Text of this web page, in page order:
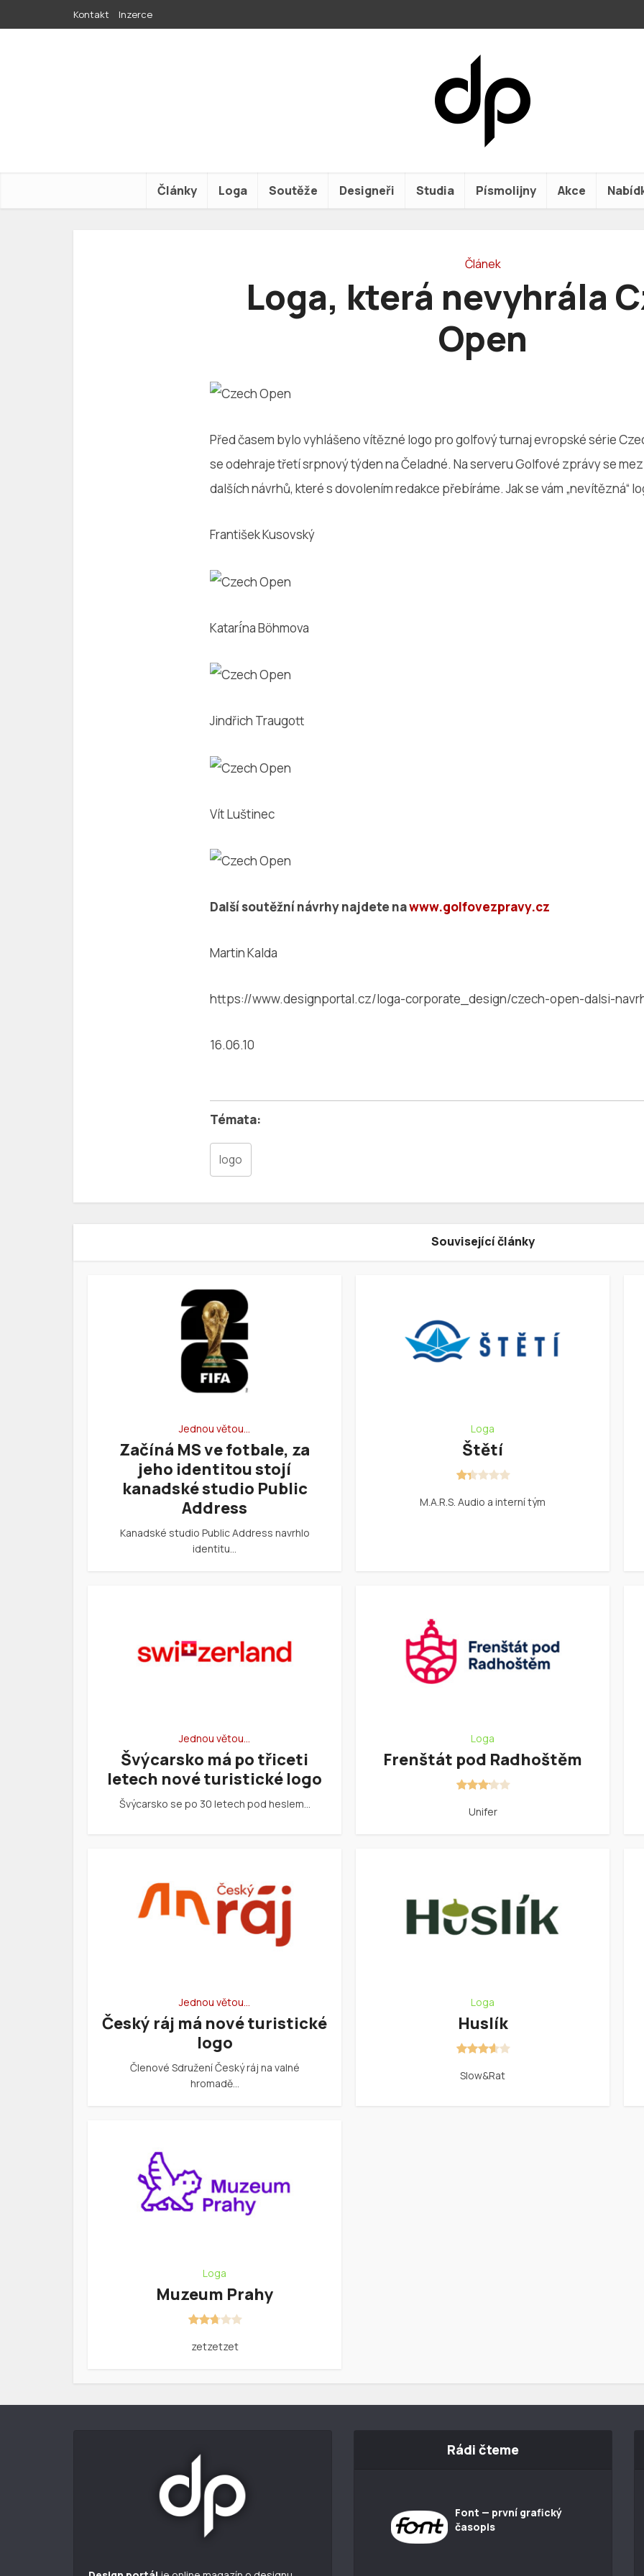
Kontakt Inzerce
Články Loga Soutěže Designeři Studia Písmolijny Akce
Článek
Loga, která nevyhrála
Open
Před časem bylo vyhlášeno vítězné logo pro golfový turnaj evropské série
se odehraje třetí srpnový týden na Čeladné. Na serveru Golfové zprávy se
dalších návrhů, které s dovolením redakce přebíráme. Jak se vám „nevítězná“
František Kusovský
Katarí́na Böhmova
Jindřich Traugott
Vít Luštinec
Další soutěžní návrhy najdete nawww.golfovezpravy.cz
Martin Kalda
https://www.designportal.cz/loga-corporate_design/czech-open-dalsi-
16.06.10
logo
Související články
Jednou větou…
Začíná MS ve fotbale, za
jeho identitou stojí
kanadské studio Public
Address
Kanadské studio Public Address navrhlo
identitu…
Loga
Štětí
M.A.R.S. Audio a interní tým
Jednou větou…
Švýcarsko má po třiceti
letech nové turistické logo
Švýcarsko se po 30 letech pod heslem…
Loga
Frenštát pod Radhoštěm
Unifer
Jednou větou…
Český ráj má nové turistické
logo
Členové Sdružení Český ráj na valné
hromadě…
Loga
Huslík
Slow&Rat
Loga
Muzeum Prahy
zetzetzet
Rádi čteme
Font — první grafický
časopis